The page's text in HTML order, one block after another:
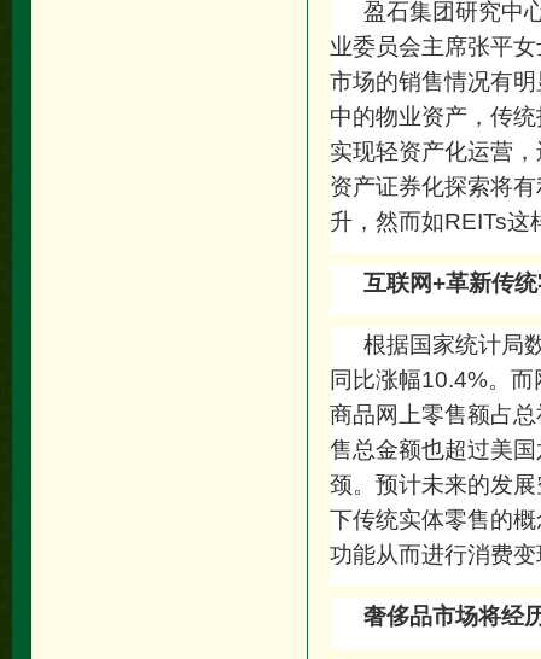
盈石集团研究中
业委员会主席张平
市场的销售情况有
中的物业资产，传
实现轻资产化运营
资产证券化探索将
升，然而如REITs这
互联网+革新传
根据国家统计局
同比涨幅10.4%。
商品网上零售额占
售总金额也超过美
颈。预计未来的发
下传统实体零售的
功能从而进行消费
奢侈品市场将经